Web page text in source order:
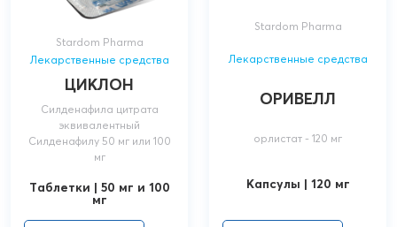
Stardom Pharma
Лекарственные средства
ЦИКЛОН
Силденафила цитрата
эквивалентный
Силденафилу 50 мг или 100
мг
Таблетки | 50 мг и 100
мг
Stardom Pharma
Лекарственные средства
ОРИВЕЛЛ
орлистат - 120 мг
Капсулы | 120 мг